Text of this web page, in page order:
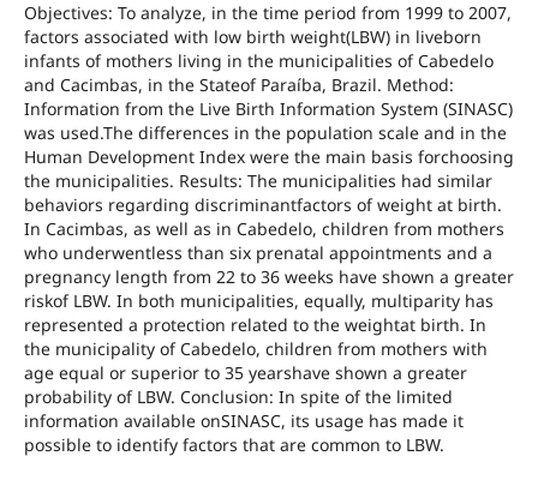
Objectives: To analyze, in the time period from 1999 to 2007,
factors associated with low birth weight(LBW) in liveborn
infants of mothers living in the municipalities of Cabedelo
and Cacimbas, in the Stateof Paraíba, Brazil. Method:
Information from the Live Birth Information System (SINASC)
was used.The differences in the population scale and in the
Human Development Index were the main basis forchoosing
the municipalities. Results: The municipalities had similar
behaviors regarding discriminantfactors of weight at birth.
In Cacimbas, as well as in Cabedelo, children from mothers
who underwentless than six prenatal appointments and a
pregnancy length from 22 to 36 weeks have shown a greater
riskof LBW. In both municipalities, equally, multiparity has
represented a protection related to the weightat birth. In
the municipality of Cabedelo, children from mothers with
age equal or superior to 35 yearshave shown a greater
probability of LBW. Conclusion: In spite of the limited
information available onSINASC, its usage has made it
possible to identify factors that are common to LBW.